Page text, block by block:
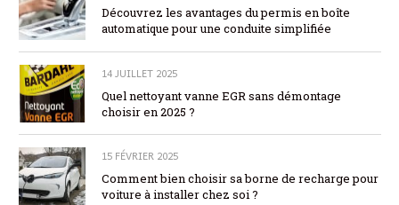
Découvrez les avantages du permis en boîte
automatique pour une conduite simplifiée
14 JUILLET 2025
Quel nettoyant vanne EGR sans démontage
choisir en 2025 ?
15 FÉVRIER 2025
Comment bien choisir sa borne de recharge pour
voiture à installer chez soi ?